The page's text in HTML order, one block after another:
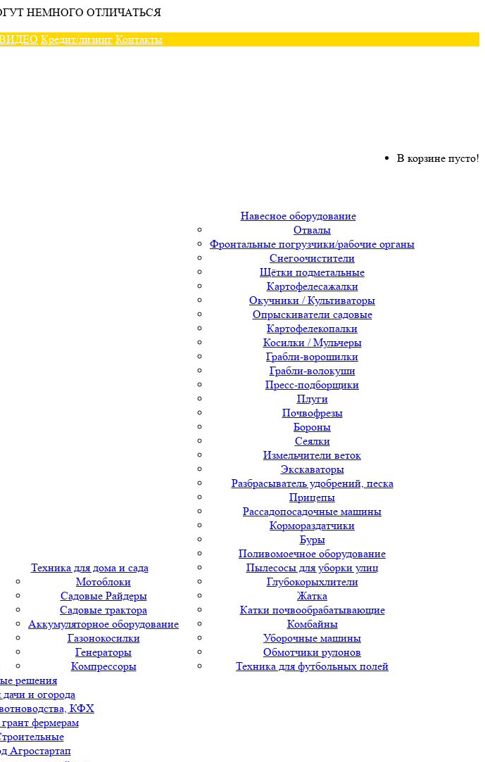
НЕМНОГО ОТЛИЧАТЬСЯ
Кредит/лизинг Контакты
В корзине пусто!
Техника для дома и сада
Мотоблоки
Садовые Райдеры
Садовые трактора
Аккумуляторное оборудование
Газонокосилки
Генераторы
Компрессоры
Навесное оборудование
Отвалы
Фронтальные погрузчики/рабочие органы
Снегоочистители
Щётки подметальные
Картофелесажалки
Окучники / Культиваторы
Опрыскиватели садовые
Картофелекопалки
Косилки / Мульчеры
Грабли-ворошилки
Грабли-волокуши
Пресс-подборщики
Плуги
Почвофрезы
Бороны
Сеялки
Измельчители веток
Экскаваторы
Разбрасыватель удобрений, песка
Прицепы
Рассадопосадочные машины
Кормораздатчики
Буры
Поливомоечное оборудование
Пылесосы для уборки улиц
Глубокорыхлители
Жатка
Катки почвообрабатывающие
Комбайны
Уборочные машины
Обмотчики рулонов
Техника для футбольных полей
решения
и огорода
КФХ
фермерам
Агростартап